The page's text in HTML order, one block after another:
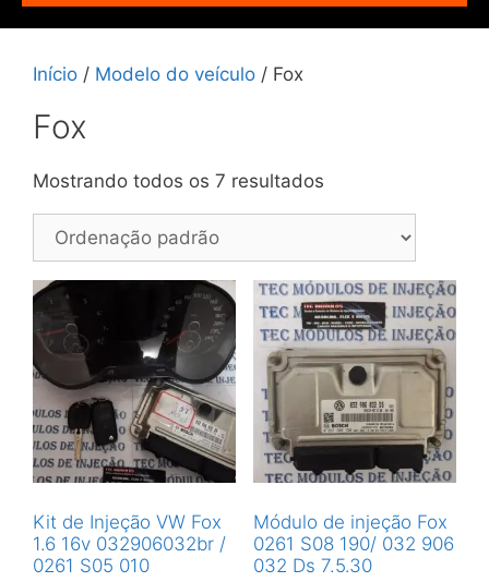
Início / Modelo do veículo / Fox
Fox
Mostrando todos os 7 resultados
Kit de Injeção VW Fox
1.6 16v 032906032br /
0261 S05 010
Módulo de injeção Fox
0261 S08 190/ 032 906
032 Ds 7.5.30